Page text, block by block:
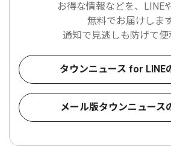
お得な情報などを、LINE
無料でお届けします
通知で見逃しも防げて便
タウンニュース for LINE
メール版タウンニュース